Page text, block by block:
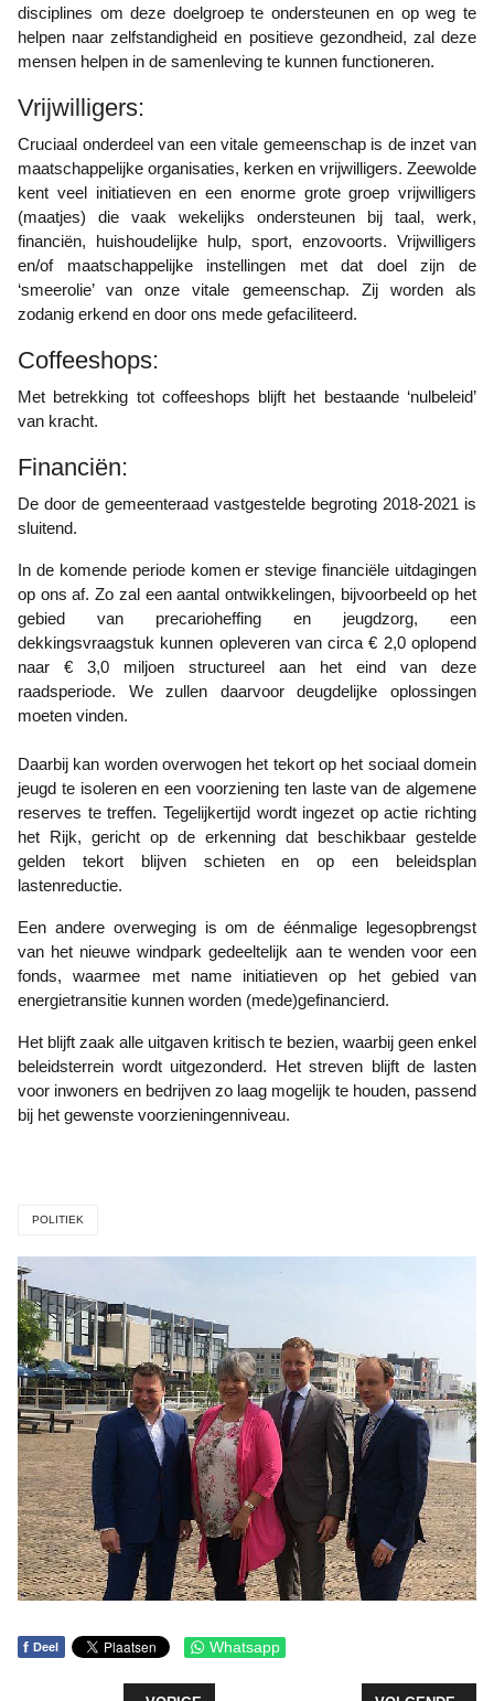
disciplines om deze doelgroep te ondersteunen en op weg te
helpen naar zelfstandigheid en positieve gezondheid, zal deze
mensen helpen in de samenleving te kunnen functioneren.
Vrijwilligers:
Cruciaal onderdeel van een vitale gemeenschap is de inzet van
maatschappelijke organisaties, kerken en vrijwilligers. Zeewolde
kent veel initiatieven en een enorme grote groep vrijwilligers
(maatjes) die vaak wekelijks ondersteunen bij taal, werk,
financiën, huishoudelijke hulp, sport, enzovoorts. Vrijwilligers
en/of maatschappelijke instellingen met dat doel zijn de
‘smeerolie’ van onze vitale gemeenschap. Zij worden als
zodanig erkend en door ons mede gefaciliteerd.
Coffeeshops:
Met betrekking tot coffeeshops blijft het bestaande ‘nulbeleid’
van kracht.
Financiën:
De door de gemeenteraad vastgestelde begroting 2018-2021 is
sluitend.
In de komende periode komen er stevige financiële uitdagingen
op ons af. Zo zal een aantal ontwikkelingen, bijvoorbeeld op het
gebied van precarioheffing en jeugdzorg, een
dekkingsvraagstuk kunnen opleveren van circa € 2,0 oplopend
naar € 3,0 miljoen structureel aan het eind van deze
raadsperiode. We zullen daarvoor deugdelijke oplossingen
moeten vinden.
Daarbij kan worden overwogen het tekort op het sociaal domein
jeugd te isoleren en een voorziening ten laste van de algemene
reserves te treffen. Tegelijkertijd wordt ingezet op actie richting
het Rijk, gericht op de erkenning dat beschikbaar gestelde
gelden tekort blijven schieten en op een beleidsplan
lastenreductie.
Een andere overweging is om de éénmalige legesopbrengst
van het nieuwe windpark gedeeltelijk aan te wenden voor een
fonds, waarmee met name initiatieven op het gebied van
energietransitie kunnen worden (mede)gefinancierd.
Het blijft zaak alle uitgaven kritisch te bezien, waarbij geen enkel
beleidsterrein wordt uitgezonderd. Het streven blijft de lasten
voor inwoners en bedrijven zo laag mogelijk te houden, passend
bij het gewenste voorzieningenniveau.
POLITIEK
f Deel Whatsapp